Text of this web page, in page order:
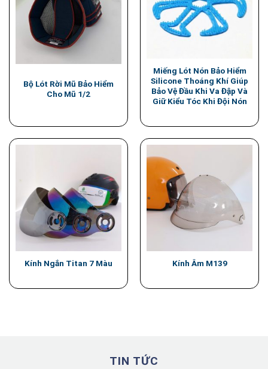
Bộ Lót Rời Mũ Bảo Hiểm
Cho Mũ 1/2
Miếng Lót Nón Bảo Hiểm
Silicone Thoáng Khí Giúp
Bảo Vệ Đầu Khi Va Đập Và
Giữ Kiểu Tóc Khi Đội Nón
Kính Ngắn Titan 7 Màu Kính Âm M139
TIN TỨC